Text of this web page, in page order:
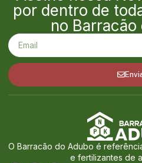
por dentro de
no Barracão
O Barracão do Adubo é
e fertilizantes de